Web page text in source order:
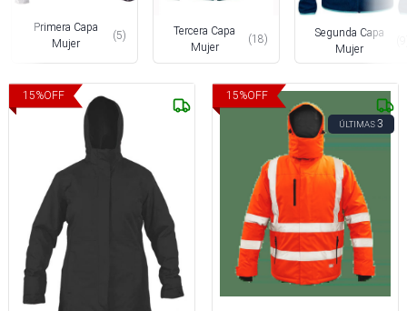
Primera Capa
Mujer
(5)
Tercera Capa
Mujer
(18)
Segunda Capa
Mujer
15%OFF 15%OFF
ÚLTIMAS3